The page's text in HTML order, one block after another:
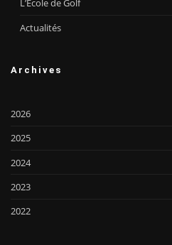
L’École de Golf
Actualités
Archives
2026
2025
2024
2023
2022